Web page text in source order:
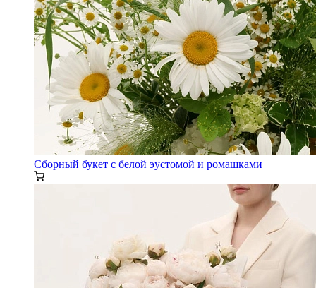
Сборный букет с белой эустомой и ромашками